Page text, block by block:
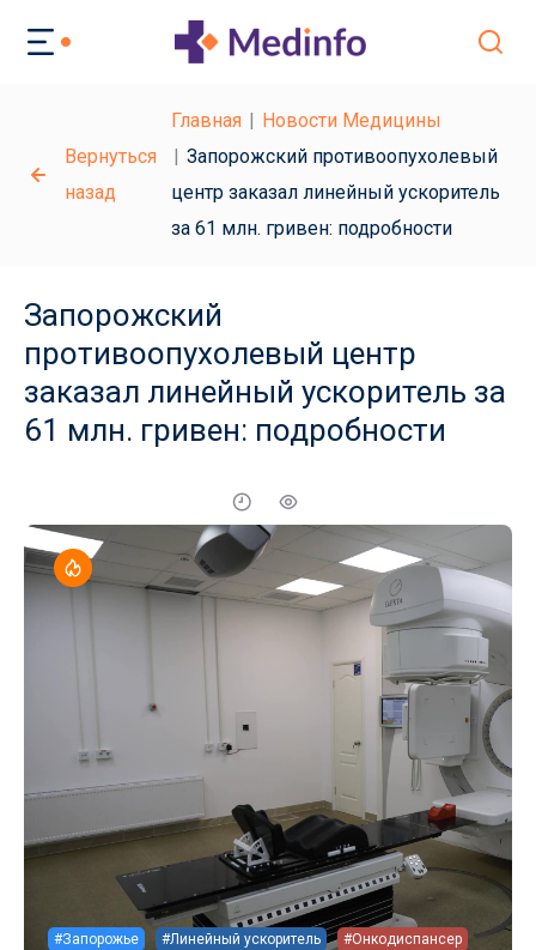
Вернуться
назад
Главная
Новости Медицины
Запорожский противоопухолевый
центр заказал линейный ускоритель
за 61 млн. гривен: подробности
Запорожский
противоопухолевый центр
заказал линейный ускоритель за
61 млн. гривен: подробности
#Запорожье #Линейный ускоритель #Онкодиспансер